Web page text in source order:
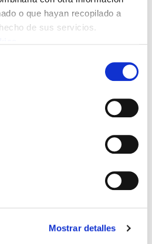
o que hayan recopilado a
de sus servicios.
Mostrar detalles